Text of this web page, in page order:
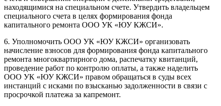
находящимися на специальном счете. Утвердить владельцем
специального счета в целях формирования фонда
капитального ремонта ООО УК «ЮУ КЖСИ».
6. Уполномочить ООО УК «ЮУ КЖСИ» организовать
начисление взносов для формирования фонда капитального
ремонта многоквартирного дома, распечатку квитанций,
проведение работ по контролю оплаты, а также наделить
ООО УК «ЮУ КЖСИ» правом обращаться в суды всех
инстанций с исками по взысканью задолженности в связи с
просрочкой платежа за капремонт.